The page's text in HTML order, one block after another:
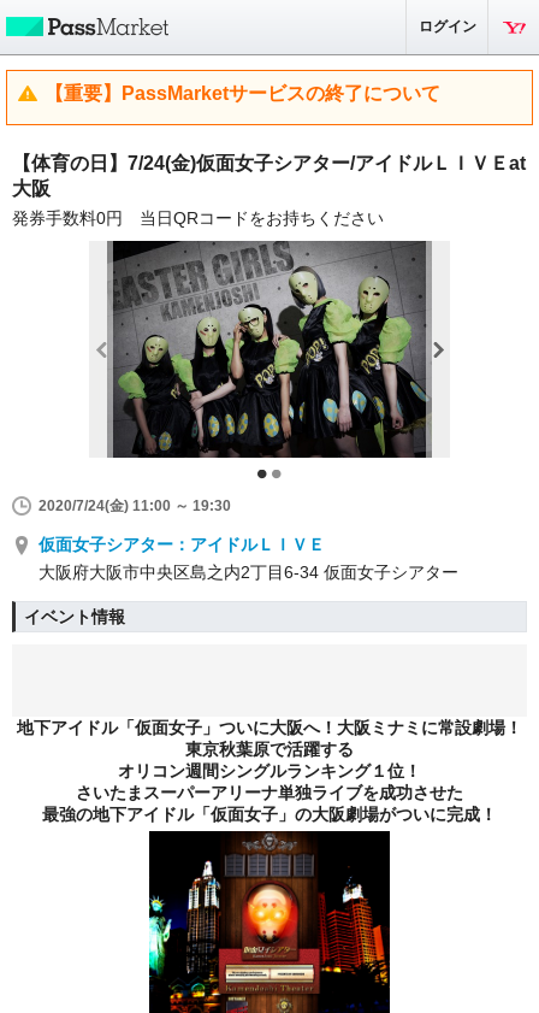
ログイン
【重要】PassMarketサービスの終了について
【体育の日】7/24(金)仮面女子シアター/アイドルＬＩＶＥat
大阪
発券手数料0円 当日QRコードをお持ちください
2020/7/24(金) 11:00 ～ 19:30
仮面女子シアター：アイドルＬＩＶＥ
大阪府大阪市中央区島之内2丁目6-34 仮面女子シアター
イベント情報
地下アイドル「仮面女子」ついに大阪へ！大阪ミナミに常設劇場！
東京秋葉原で活躍する
オリコン週間シングルランキング１位！
さいたまスーパーアリーナ単独ライブを成功させた
最強の地下アイドル「仮面女子」の大阪劇場がついに完成！